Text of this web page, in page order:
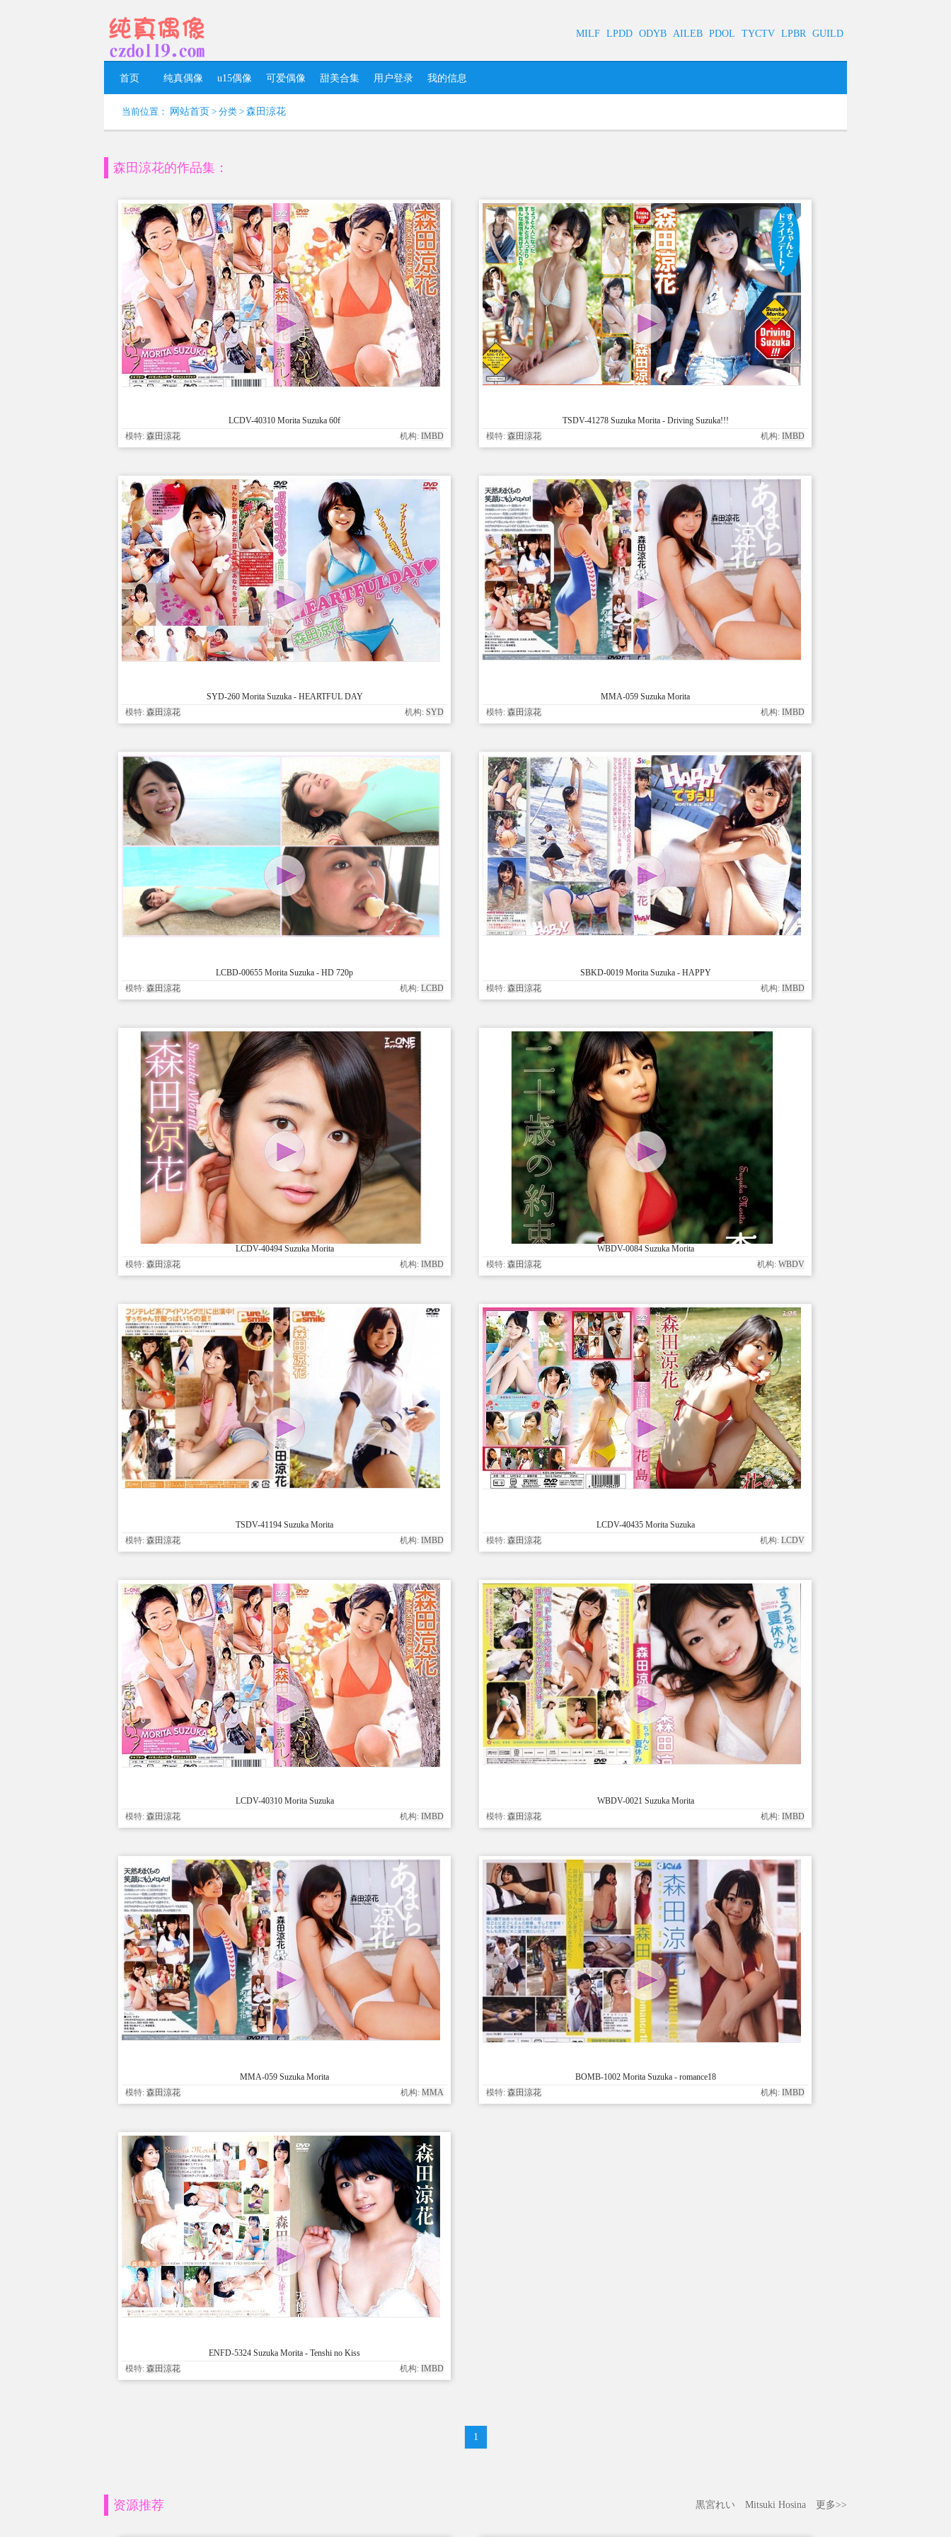
MILF LPDD ODYB AILEB PDOL TYCTV LPBR GUILD
首页 纯真偶像 u15偶像 可爱偶像 甜美合集 用户登录 我的信息
当前位置： 网站首页 > 分类 > 森田涼花
森田涼花的作品集：
LCDV-40310 Morita Suzuka 60f
模特: 森田涼花 机构: IMBD
TSDV-41278 Suzuka Morita - Driving Suzuka!!!
模特: 森田涼花 机构: IMBD
SYD-260 Morita Suzuka - HEARTFUL DAY
模特: 森田涼花 机构: SYD
MMA-059 Suzuka Morita
模特: 森田涼花 机构: IMBD
LCBD-00655 Morita Suzuka - HD 720p
模特: 森田涼花 机构: LCBD
SBKD-0019 Morita Suzuka - HAPPY
模特: 森田涼花 机构: IMBD
LCDV-40494 Suzuka Morita
模特: 森田涼花 机构: IMBD
WBDV-0084 Suzuka Morita
模特: 森田涼花 机构: WBDV
TSDV-41194 Suzuka Morita
模特: 森田涼花 机构: IMBD
LCDV-40435 Morita Suzuka
模特: 森田涼花 机构: LCDV
LCDV-40310 Morita Suzuka
模特: 森田涼花 机构: IMBD
WBDV-0021 Suzuka Morita
模特: 森田涼花 机构: IMBD
MMA-059 Suzuka Morita
模特: 森田涼花 机构: MMA
BOMB-1002 Morita Suzuka - romance18
模特: 森田涼花 机构: IMBD
ENFD-5324 Suzuka Morita - Tenshi no Kiss
模特: 森田涼花 机构: IMBD
1
资源推荐 黒宮れい Mitsuki Hosina 更多>>